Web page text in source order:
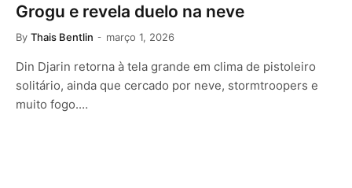
Grogu e revela duelo na neve
By Thais Bentlin março 1, 2026
Din Djarin retorna à tela grande em clima de pistoleiro
solitário, ainda que cercado por neve, stormtroopers e
muito fogo.…